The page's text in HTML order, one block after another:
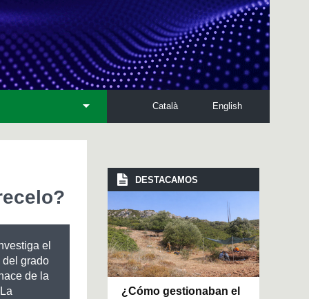
English
Català
el
del grado
de la
DESTACAMOS
¿Cómo gestionaban el